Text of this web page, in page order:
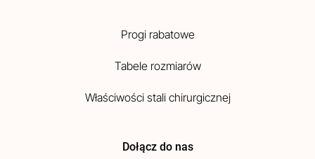
Progi rabatowe
Tabele rozmiarów
Właściwości stali chirurgicznej
Dołącz do nas